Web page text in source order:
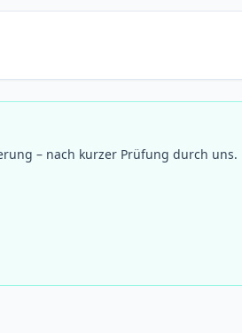
– nach kurzer Prüfung durch uns.